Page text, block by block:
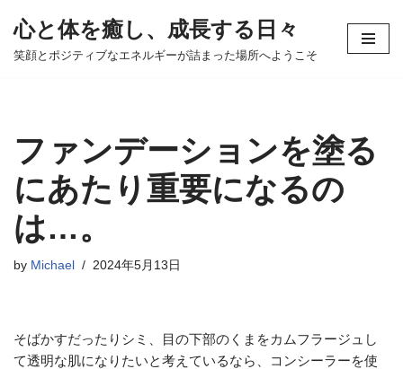
コ
へ
ス
キ
ッ
プ
心と体を癒し、成長する日々
笑顔とポジティブなエネルギーが詰まった場所へようこそ
ファンデーションを塗る
にあたり重要になるの
は…。
by Michael 2024年5月13日
そばかすだったりシミ、目の下部のくまをカムフラージュし
て透明な肌になりたいと考えているなら、コンシーラーを使